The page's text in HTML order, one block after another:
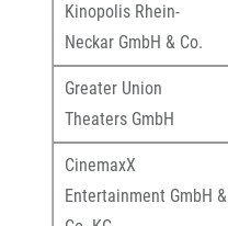
Kinopolis Rhein-
Neckar GmbH & Co.
Greater Union
Theaters GmbH
CinemaxX
Entertainment GmbH &